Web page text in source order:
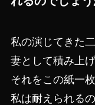
私の演じてきた二
妻として積み上
それをこの紙一
私は耐えられる